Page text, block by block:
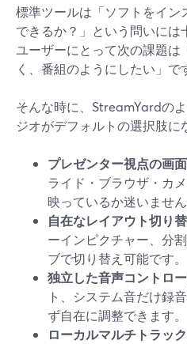
標準ツールは「ソフトをイン
できるか？」という問いに
ユーザーにとって次の課題は
く、番組のようにしたい」で
そんな時に、StreamYardの
ジオがデフォルトの選択肢に
プレゼンター視点の画面
ライド・ブラウザ・カ
映っているか迷いません
自在なレイアウト切り替
ーインピクチャー、分
ブで切り替え可能です。
独立した音声コントロー
ト、システム音だけ録
ず自在に調整できます。
ローカルマルチトラック